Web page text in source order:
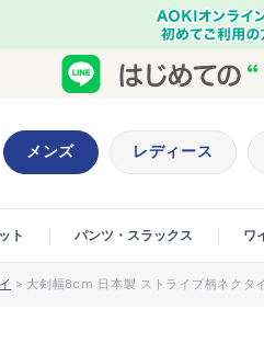
メンズ レディース
ト パンツ・スラックス ワ
> 大剣幅8cm 日本製 ストライプ柄ネク